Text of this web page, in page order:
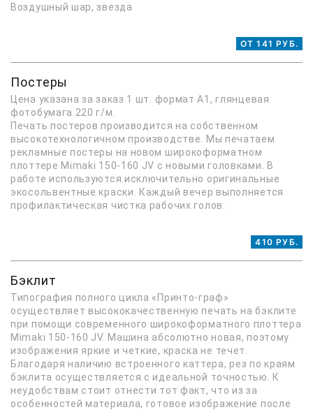
Воздушный шар, звезда
ОТ 141 РУБ.
Постеры
Цена указана за заказ 1 шт. формат А1, глянцевая
фотобумага 220 г/м.
Печать постеров производится на собственном
высокотехнологичном производстве. Мы печатаем
рекламные постеры на новом широкоформатном
плоттере Mimaki 150-160 JV с новыми головками. В
работе используются исключительно оригинальные
экосольвентные краски. Каждый вечер выполняется
профилактическая чистка рабочих голов.
410 РУБ.
Бэклит
Типография полного цикла «Принто-граф»
осуществляет высококачественную печать на бэклите
при помощи современного широкоформатного плоттера
Mimaki 150-160 JV. Машина абсолютно новая, поэтому
изображения яркие и четкие, краска не течет.
Благодаря наличию встроенного каттера, рез по краям
бэклита осуществляется с идеальной точностью. К
неудобствам стоит отнести тот факт, что из за
особенностей материала, готовое изображение после